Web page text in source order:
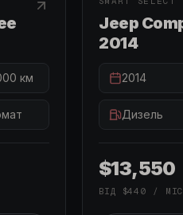
км
Jeep
2014
2014
Дизель
$13,550
ВІД $440 /